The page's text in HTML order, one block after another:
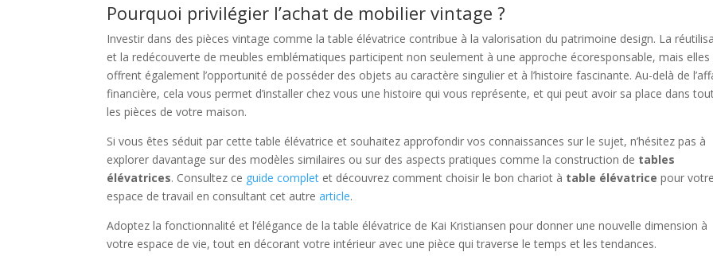
Pourquoi privilégier l’achat de mobilier vintage ?
Investir dans des pièces vintage comme la table élévatrice contribue à la valorisation du patrimoine design. La
et la redécouverte de meubles emblématiques participent non seulement à une approche écoresponsable, mais elles
offrent également l’opportunité de posséder des objets au caractère singulier et à l’histoire fascinante. Au-delà de
financière, cela vous permet d’installer chez vous une histoire qui vous représente, et qui peut avoir sa place dans
les pièces de votre maison.
Si vous êtes séduit par cette table élévatrice et souhaitez approfondir vos connaissances sur le sujet, n’hésitez pas à
explorer davantage sur des modèles similaires ou sur des aspects pratiques comme la construction de tables
élévatrices. Consultez ce guide complet et découvrez comment choisir le bon chariot à table élévatrice pour votre
espace de travail en consultant cet autrearticle.
Adoptez la fonctionnalité et l’élégance de la table élévatrice de Kai Kristiansen pour donner une nouvelle dimension à
votre espace de vie, tout en décorant votre intérieur avec une pièce qui traverse le temps et les tendances.